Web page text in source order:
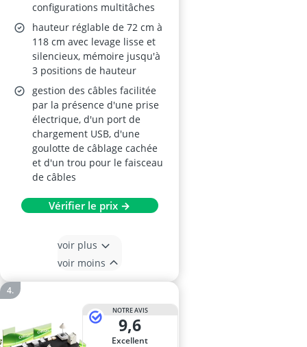
configurations multitâches
hauteur réglable de 72 cm à
118 cm avec levage lisse et
silencieux, mémoire jusqu'à
3 positions de hauteur
gestion des câbles facilitée
par la présence d'une prise
électrique, d'un port de
chargement USB, d'une
goulotte de câblage cachée
et d'un trou pour le faisceau
de câbles
Vérifier le prix →
voir plus
voir moins
NOTRE AVIS
9,6
Excellent